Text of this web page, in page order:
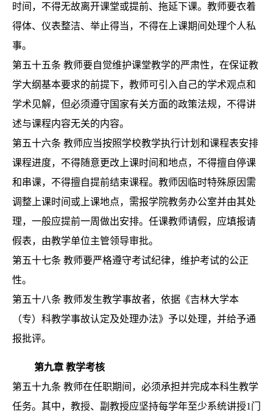
时间，不得无故离开课堂或提前、拖延下课。教师要衣着
得体、仪表整洁、举止得当，不得在上课期间处理个人私
事。
第五十五条 教师要自觉维护课堂教学的严肃性，在保证教
学大纲基本要求的前提下，教师可引入自己的学术观点和
学术见解，但必须遵守国家有关方面的政策法规，不得讲
述与课程内容无关的内容。
第五十六条 教师应当按照学校教学执行计划和课程表安排
课程进度，不得随意更改上课时间和地点，不得擅自停课
和串课，不得擅自提前结束课程。教师因临时特殊原因需
调整上课时间或上课地点，需报学院教务办公室并由其处
理，一般应提前一周做出安排。任课教师请假，应填报请
假表，由教学单位主管领导审批。
第五十七条 教师要严格遵守考试纪律，维护考试的公正
性。
第五十八条 教师发生教学事故者，依据《吉林大学本
（专）科教学事故认定及处理办法》予以处理，并给予通
报批评。
第九章 教学考核
第五十九条 教师在任职期间，必须承担并完成本科生教学
任务。其中，教授、副教授应坚持每学年至少系统讲授1门